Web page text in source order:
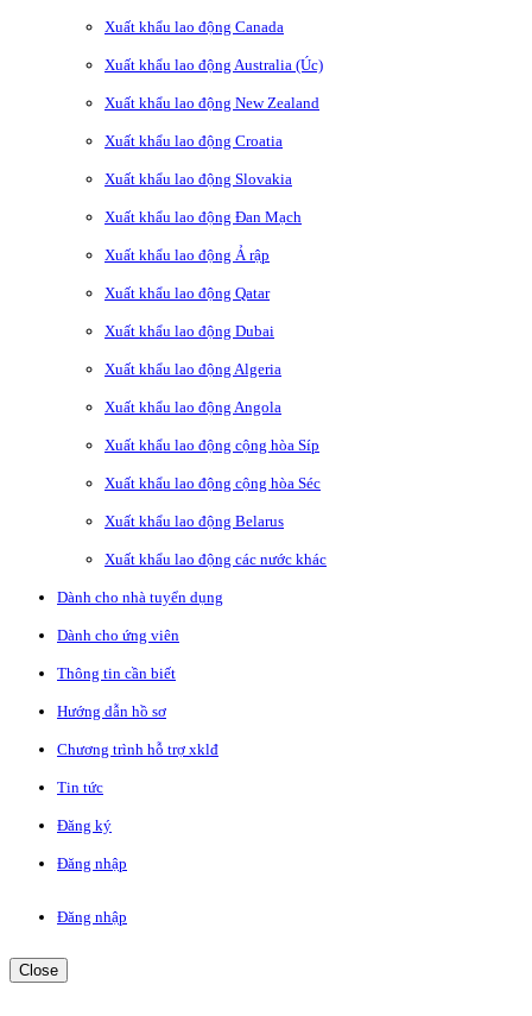
Xuất khẩu lao động Canada
Xuất khẩu lao động Australia (Úc)
Xuất khẩu lao động New Zealand
Xuất khẩu lao động Croatia
Xuất khẩu lao động Slovakia
Xuất khẩu lao động Đan Mạch
Xuất khẩu lao động Ả rập
Xuất khẩu lao động Qatar
Xuất khẩu lao động Dubai
Xuất khẩu lao động Algeria
Xuất khẩu lao động Angola
Xuất khẩu lao động cộng hòa Síp
Xuất khẩu lao động cộng hòa Séc
Xuất khẩu lao động Belarus
Xuất khẩu lao động các nước khác
Dành cho nhà tuyển dụng
Dành cho ứng viên
Thông tin cần biết
Hướng dẫn hồ sơ
Chương trình hỗ trợ xklđ
Tin tức
Đăng ký
Đăng nhập
Đăng nhập
Close